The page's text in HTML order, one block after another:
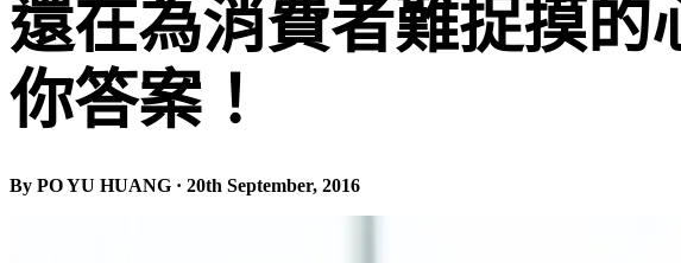
還在為消費者難捉摸
你答案！
By PO YU HUANG · 20th September, 2016